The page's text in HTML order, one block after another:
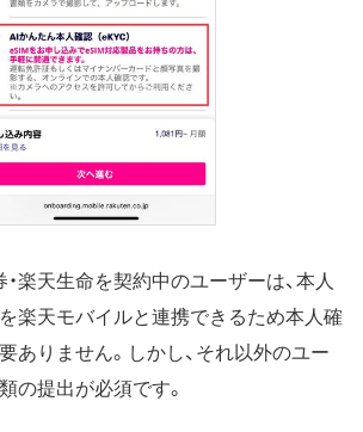
・楽天生命を契約中のユーザーは、本人
楽天モバイルと連携できるため本人確
ありません。しかし、それ以外のユー
の提出が必須です。